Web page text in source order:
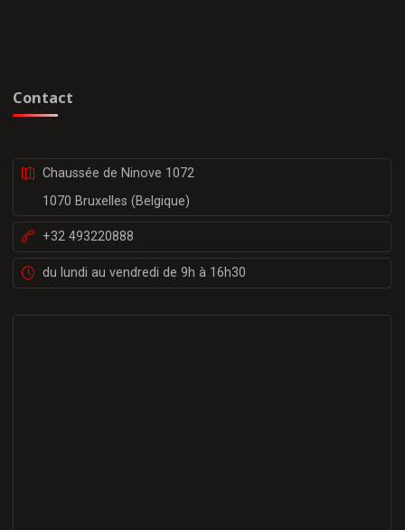
Contact
Chaussée de Ninove 1072
1070 Bruxelles (Belgique)
+32 493220888
du lundi au vendredi de 9h à 16h30